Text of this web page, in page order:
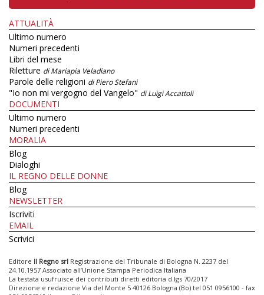
ATTUALITÀ
Ultimo numero
Numeri precedenti
Libri del mese
Riletture di Mariapia Veladiano
Parole delle religioni di Piero Stefani
"Io non mi vergogno del Vangelo" di Luigi Accattoli
DOCUMENTI
Ultimo numero
Numeri precedenti
MORALIA
Blog
Dialoghi
IL REGNO DELLE DONNE
Blog
NEWSLETTER
Iscriviti
EMAIL
Scrivici
Editore Il Regno srl Registrazione del Tribunale di Bologna N. 2237 del
24.10.1957 Associato all’Unione Stampa Periodica Italiana
La testata usufruisce dei contributi diretti editoria d.lgs 70/2017
Direzione e redazione Via del Monte 5 40126 Bologna (Bo) tel 051 0956100 - fax